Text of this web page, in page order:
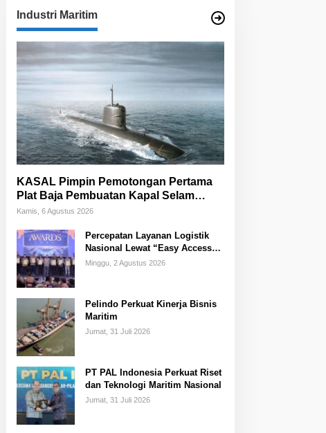
Industri Maritim
KASAL Pimpin Pemotongan Pertama
Plat Baja Pembuatan Kapal Selam
Scorpene
Kamis, 6 Agustus 2026
Percepatan Layanan Logistik
Nasional Lewat “Easy Access
Zone Integration”
Minggu, 2 Agustus 2026
Pelindo Perkuat Kinerja Bisnis
Maritim
Jumat, 31 Juli 2026
PT PAL Indonesia Perkuat Riset
dan Teknologi Maritim Nasional
Jumat, 31 Juli 2026